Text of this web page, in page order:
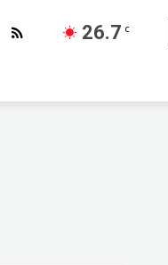
26.7 C
κουταλάκια μιας